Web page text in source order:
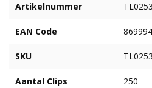
Artikelnummer
EAN Code
SKU
Aantal Clips 250